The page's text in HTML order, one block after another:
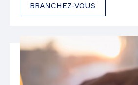
BRANCHEZ-VOUS